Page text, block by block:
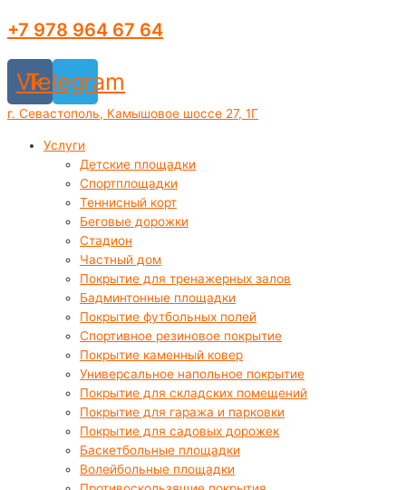
+7 978 964 67 64
Vk
Telegram
г. Севастополь, Камышовое шоссе 27, 1Г
Услуги
Детские площадки
Спортплощадки
Теннисный корт
Беговые дорожки
Стадион
Частный дом
Покрытие для тренажерных залов
Бадминтонные площадки
Покрытие футбольных полей
Спортивное резиновое покрытие
Покрытие каменный ковер
Универсальное напольное покрытие
Покрытие для складских помещений
Покрытие для гаража и парковки
Покрытие для садовых дорожек
Баскетбольные площадки
Волейбольные площадки